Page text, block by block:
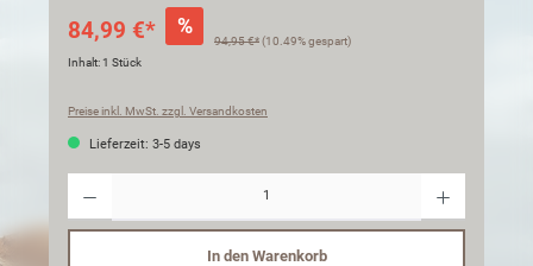
84,99 €* %
94,95 €*(10.49% gespart)
Inhalt:1 Stück
Preise inkl. MwSt. zzgl. Versandkosten
Lieferzeit: 3-5 days
In den Warenkorb